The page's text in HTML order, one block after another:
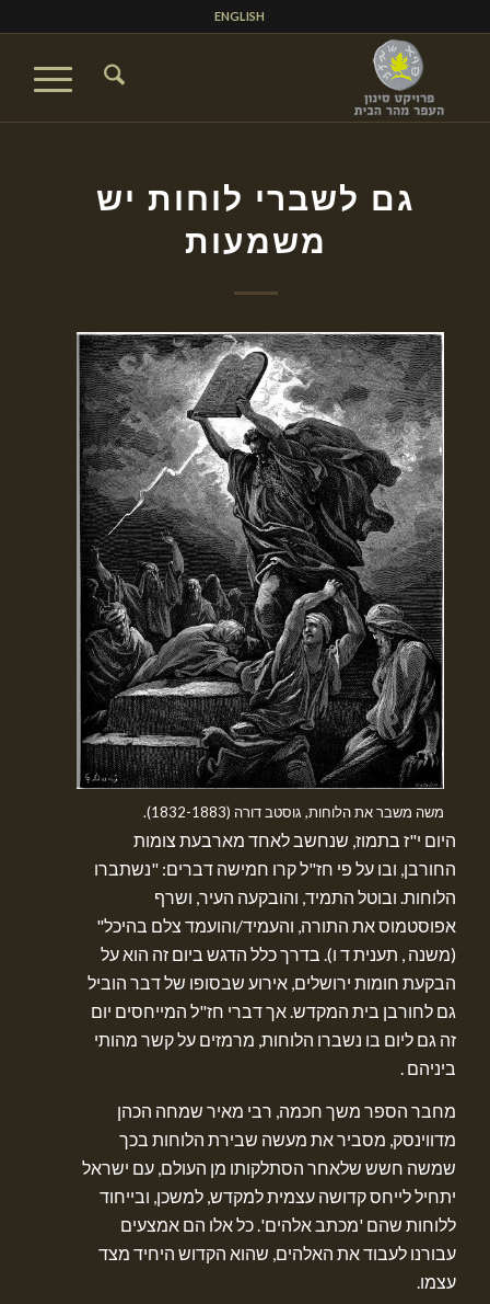
ENGLISH
גם לשברי לוחות יש
משמעות
משה משבר את הלוחות, גוסטב דורה (1832-1883).
היום י"ז בתמוז, שנחשב לאחד מארבעת צומות
החורבן, ובו על פי חז"ל קרו חמישה דברים: "נשתברו
הלוחות. ובוטל התמיד, והובקעה העיר, ושרף
אפוסטמוס את התורה, והעמיד/והועמד צלם בהיכל"
(משנה , תענית ד ו). בדרך כלל הדגש ביום זה הוא על
הבקעת חומות ירושלים, אירוע שבסופו של דבר הוביל
גם לחורבן בית המקדש. אך דברי חז"ל המייחסים יום
זה גם ליום בו נשברו הלוחות, מרמזים על קשר מהותי
ביניהם .
מחבר הספר משך חכמה, רבי מאיר שמחה הכהן
מדווינסק, מסביר את מעשה שבירת הלוחות בכך
שמשה חשש שלאחר הסתלקותו מן העולם, עם ישראל
יתחיל לייחס קדושה עצמית למקדש, למשכן, ובייחוד
ללוחות שהם 'מכתב אלהים'. כל אלו הם אמצעים
עבורנו לעבוד את האלהים, שהוא הקדוש היחיד מצד
עצמו.